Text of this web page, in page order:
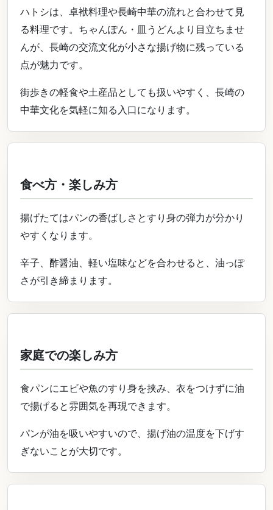
ハトシは、卓袱料理や長崎中華の流れと合わせて見
る料理です。ちゃんぽん・皿うどんより目立ちませ
んが、長崎の交流文化が小さな揚げ物に残っている
点が魅力です。
街歩きの軽食や土産品としても扱いやすく、長崎の
中華文化を気軽に知る入口になります。
食べ方・楽しみ方
揚げたてはパンの香ばしさとすり身の弾力が分かり
やすくなります。
辛子、酢醤油、軽い塩味などを合わせると、油っぽ
さが引き締まります。
家庭での楽しみ方
食パンにエビや魚のすり身を挟み、衣をつけずに油
で揚げると雰囲気を再現できます。
パンが油を吸いやすいので、揚げ油の温度を下げす
ぎないことが大切です。